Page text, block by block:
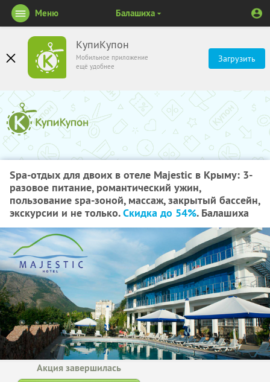
КупиКупон
Мобильное приложение
ещё удобнее
Загрузить
Меню Балашиха
Spa-отдых для двоих в отеле Majestic в Крыму: 3-
разовое питание, романтический ужин,
пользование spa-зоной, массаж, закрытый бассейн,
экскурсии и не только.Скидка до 54%. Балашиха
Акция завершилась